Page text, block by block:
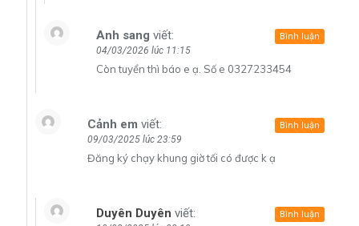
Anh sang viết:
04/03/2026 lúc 11:15
Còn tuyển thì báo e ạ. Số e 0327233454
Bình luận
Cảnh em viết:
09/03/2025 lúc 23:59
Đăng ký chạy khung giờ tối có được k ạ
Bình luận
Duyên Duyên viết: Bình luận